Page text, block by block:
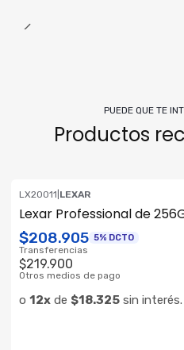
PUEDE QUE TE
Productos
Consultar su Stock
LX20011 LEXAR
Lexar Professional de
$208.905 5% DCTO
Transferencias
$219.900
Otros medios de pago
o 12xde $18.325sin interés.